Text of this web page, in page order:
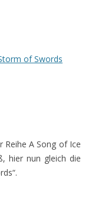
of Swords
Reihe A Song of Ice
hier nun gleich die